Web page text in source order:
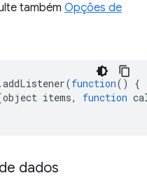
também Opções de
.addListener(function()
{
object items, function
dados